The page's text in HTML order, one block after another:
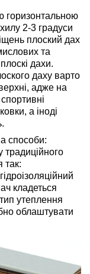
горизонтальною
2-3 градуси
плоский дах
та
дахи.
даху варто
адже на
а іноді
способи:
традиційного
так:
кладеться
утеплення
облаштувати